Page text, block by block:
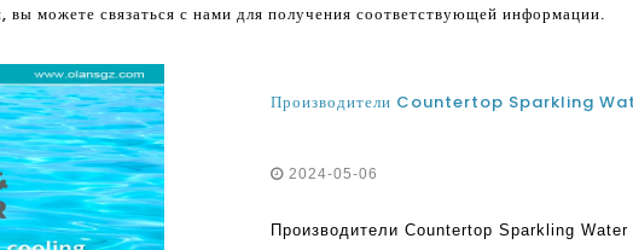
вы можете связаться с нами для получения соответствующей информации.
2024-05-06
Производители Countertop Sparkling